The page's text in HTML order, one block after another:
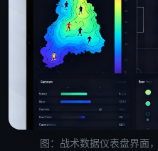
图：战术数据仪表盘界面